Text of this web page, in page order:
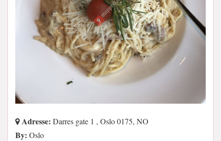
Adresse: Darres gate 1 , Oslo 0175, NO
By: Oslo